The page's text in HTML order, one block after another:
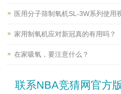
医用分子筛制氧机SL-3W系列使用
家用制氧机应对新冠真的有用吗？
在家吸氧，要注意什么？
联系NBA竞猜网官方